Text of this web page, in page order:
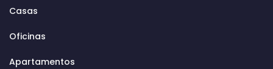
Casas
Oficinas
Apartamentos